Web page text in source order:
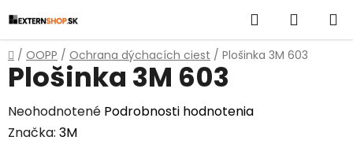
na
obsah
Hľadať
KOŠÍK
Domov
/ OOPP / Ochrana dýchacích ciest / Plošinka 3M 603
Plošinka 3M 603
Priemerné
hodnotenie
Neohodnotené Podrobnosti hodnotenia
Značka: 3M